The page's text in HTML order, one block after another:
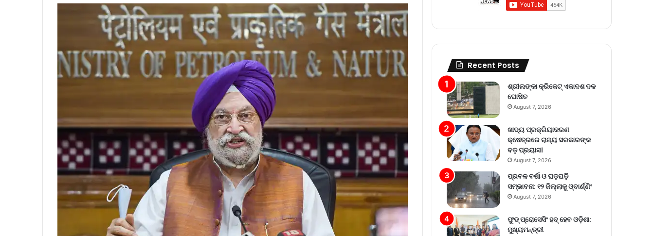
Recent Posts
ଶ୍ରୀଲଙ୍କା କ୍ରିକେଟ୍‌ ଏକାଦଶ ଦଳ
ଘୋଷିତ
August 7, 2026
ଖାଦ୍ୟ ପ୍ରକ୍ରିୟାକରଣ
କ୍ଷେତ୍ରରେ ରାଜ୍ୟ ସରକାରଙ୍କ
ବଡ଼ ପ୍ରୟାସ।
August 7, 2026
ପ୍ରବଳ ବର୍ଷା ଓ ଘଡ଼ଘଡ଼ି
ସମ୍ଭାବନା: ୧୨ ଜିଲ୍ଲାକୁ ଓ୍ବାର୍ଣ୍ଣିଂ
August 7, 2026
ଫୁଡ୍ ପ୍ରୋସେସିଂ ହବ୍ ହେବ ଓଡ଼ିଶା:
ମୁଖ୍ୟମନ୍ତ୍ରୀ